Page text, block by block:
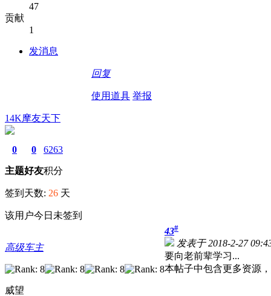
47
贡献
1
发消息
回复
使用道具 举报
14K摩友天下
0
主题
0
好友
6263
积分
签到天数: 26 天
该用户今日未签到
高级车主
威望
43#
发表于 2018-2-27
要向老前辈学习...
本帖子中包含更多资源